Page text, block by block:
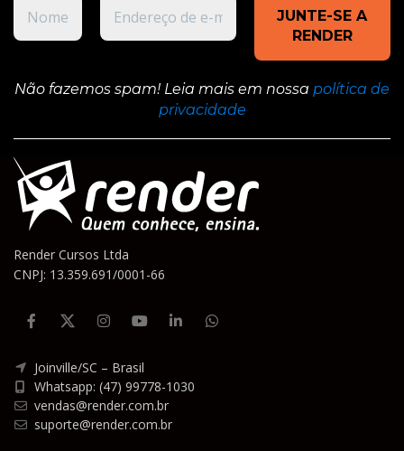
Não fazemos spam! Leia mais em nossa política de
privacidade
Render Cursos Ltda
CNPJ: 13.359.691/0001-66
Joinville/SC – Brasil
Whatsapp: (47) 99778-1030
vendas@render.com.br
suporte@render.com.br